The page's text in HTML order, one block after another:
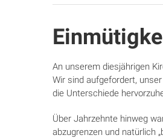
An unserem diesjährigen
Wir sind aufgefordert,
die Unterschiede
Über Jahrzehnte hinweg
abzugrenzen und natürlich